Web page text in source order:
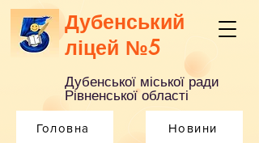
Дубенський
ліцей №5
Дубенської міської ради
Рівненської області
Головна Новини